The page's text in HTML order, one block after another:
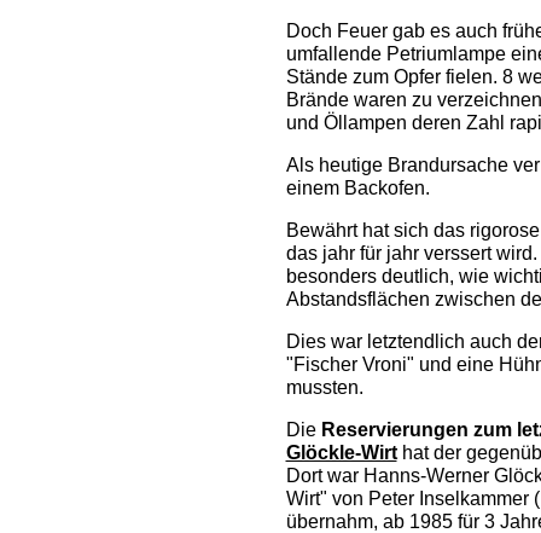
Doch Feuer gab es auch
umfallende Petriumlampe
Stände zum Opfer fielen. 8
Brände waren zu
und Öllampen deren Zahl
Als heutige Brandursache
einem Backofen.
Bewährt hat sich das
das jahr für jahr verssert
besonders deutlich, wie
Abstandsflächen zwischen
Dies war letztendlich auch
"Fischer Vroni" und eine
mussten.
Die Reservierungen zum
Glöckle-Wirthat der
Dort war Hanns-Werner
Wirt" von Peter Inselkammer
übernahm, ab 1985 für 3